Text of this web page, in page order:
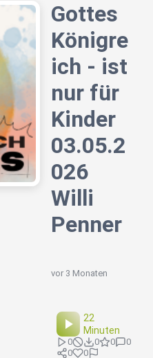
Gottes
Königre
ich - ist
nur für
Kinder
03.05.2
026
Willi
Penner
vor 3 Monaten
22
Minuten
0 0 0
0
0
0